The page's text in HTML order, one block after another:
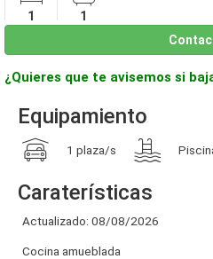
1
1
¿Quieres que te avisemos si
Equipamiento
1 plaza/s
Caraterísticas
Actualizado: 08/08/2026
Cocina amueblada